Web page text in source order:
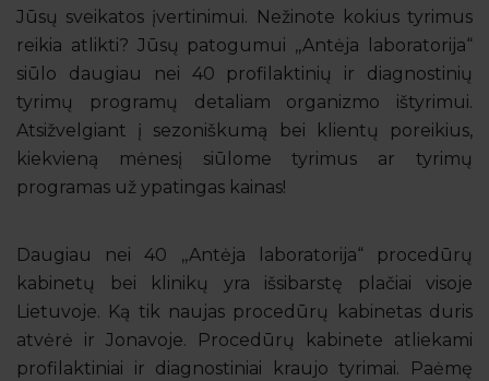
Jūsų sveikatos įvertinimui. Nežinote kokius tyrimus
reikia atlikti? Jūsų patogumui ,,Antėja laboratorija“
siūlo daugiau nei 40 profilaktinių ir diagnostinių
tyrimų programų detaliam organizmo ištyrimui.
Atsižvelgiant į sezoniškumą bei klientų poreikius,
kiekvieną mėnesį siūlome tyrimus ar tyrimų
programas už ypatingas kainas!
Daugiau nei 40 ,,Antėja laboratorija“ procedūrų
kabinetų bei klinikų yra išsibarstę plačiai visoje
Lietuvoje. Ką tik naujas procedūrų kabinetas duris
atvėrė ir Jonavoje. Procedūrų kabinete atliekami
profilaktiniai ir diagnostiniai kraujo tyrimai. Paėmę